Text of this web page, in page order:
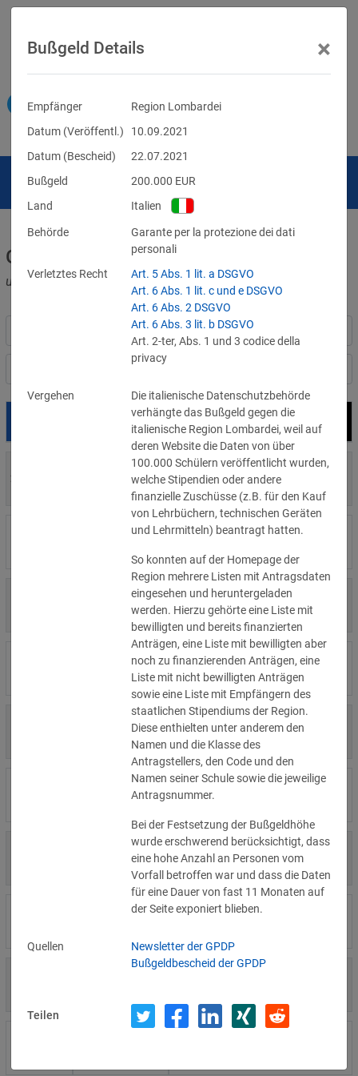
Geldbußen für DSGVO-Verstöße
und für Verletzungen anderer Datenschutzgesetze
Bußgeld Empfänger
29.07.2026
700 €
»Details
Privatperson
1.715.600 €
6.358 €
»Details
Privatperson
8.500 €
»Details
Wirtschaftsprüfungsgesellschaft
4.000 €
»Details
Η Μάθηση
15.000 €
»Details
13.450 €
»Details
Civilstyrelsen
1.150 €
Wohnungseigentümergemeinsch
Bußgeld Details ×
Empfänger
Region Lombardei
Datum (Veröffentl.)
10.09.2021
Datum (Bescheid)
22.07.2021
Bußgeld
200.000 EUR
Land
Italien
Behörde
Garante per la protezione dei dati
personali
Verletztes Recht
Art. 5 Abs. 1 lit. a DSGVO
Art. 6 Abs. 1 lit. c und e DSGVO
Art. 6 Abs. 2 DSGVO
Art. 6 Abs. 3 lit. b DSGVO
Art. 2-ter, Abs. 1 und 3 codice della
privacy
Vergehen
Die italienische Datenschutzbehörde
verhängte das Bußgeld gegen die
italienische Region Lombardei, weil auf
deren Website die Daten von über
100.000 Schülern veröffentlicht wurden,
welche Stipendien oder andere
finanzielle Zuschüsse (z.B. für den Kauf
von Lehrbüchern, technischen Geräten
und Lehrmitteln) beantragt hatten.
So konnten auf der Homepage der
Region mehrere Listen mit Antragsdaten
eingesehen und heruntergeladen
werden. Hierzu gehörte eine Liste mit
bewilligten und bereits finanzierten
Anträgen, eine Liste mit bewilligten aber
noch zu finanzierenden Anträgen, eine
Liste mit nicht bewilligten Anträgen
sowie eine Liste mit Empfängern des
staatlichen Stipendiums der Region.
Diese enthielten unter anderem den
Namen und die Klasse des
Antragstellers, den Code und den
Namen seiner Schule sowie die jeweilige
Antragsnummer.
Bei der Festsetzung der Bußgeldhöhe
wurde erschwerend berücksichtigt, dass
eine hohe Anzahl an Personen vom
Vorfall betroffen war und dass die Daten
für eine Dauer von fast 11 Monaten auf
der Seite exponiert blieben.
Quellen
Newsletter der GPDP
Bußgeldbescheid der GPDP
Teilen